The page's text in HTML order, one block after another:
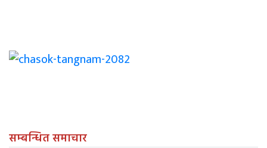
सम्बन्धित समाचार